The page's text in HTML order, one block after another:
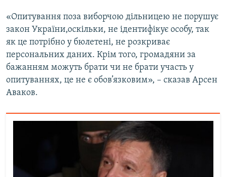
«Опитування поза виборчою дільницею не порушує
закон України,оскільки, не ідентифікує особу, так
як це потрібно у бюлетені, не розкриває
персональних даних. Крім того, громадяни за
бажанням можуть брати чи не брати участь у
опитуваннях, це не є обов’язковим», – сказав Арсен
Аваков.